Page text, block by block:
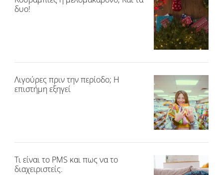
δυο!
Λιγούρες πριν την περίοδο; Η
επιστήμη εξηγεί
Τι είναι το PMS και πως να το
διαχειριστείς.